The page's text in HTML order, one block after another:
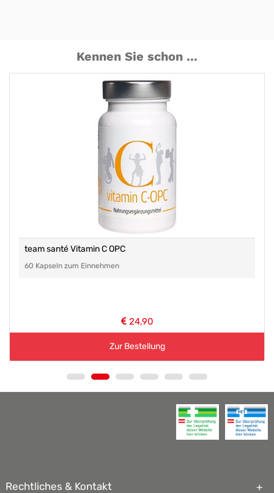
Kennen Sie schon ...
team santé Vitamin C OPC
60 Kapseln zum Einnehmen
24,90
Zur Bestellung
Rechtliches & Kontakt